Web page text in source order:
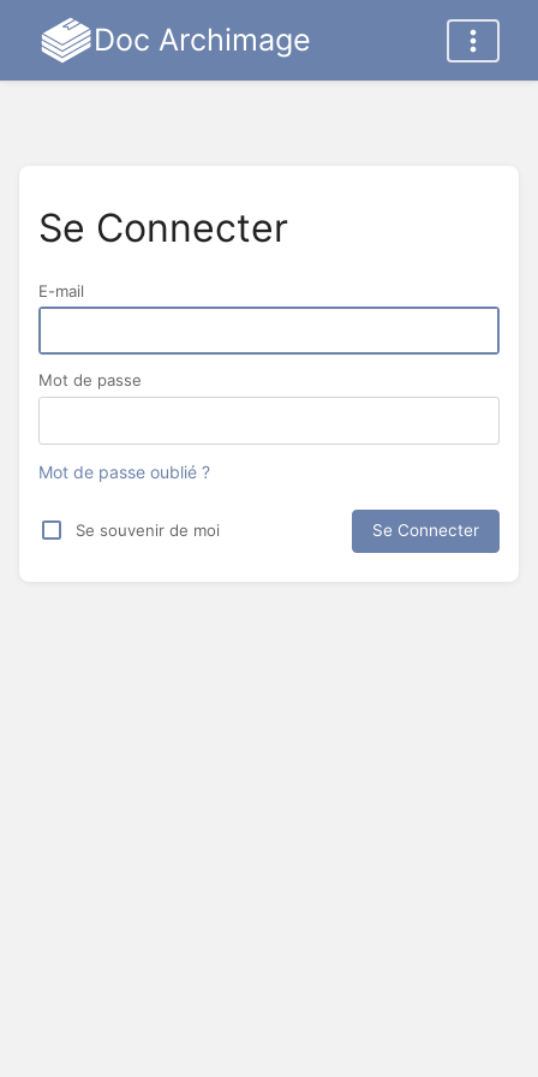
Doc Archimage
Se Connecter
E-mail
Mot de passe
Mot de passe oublié ?
Se souvenir de moi Se Connecter